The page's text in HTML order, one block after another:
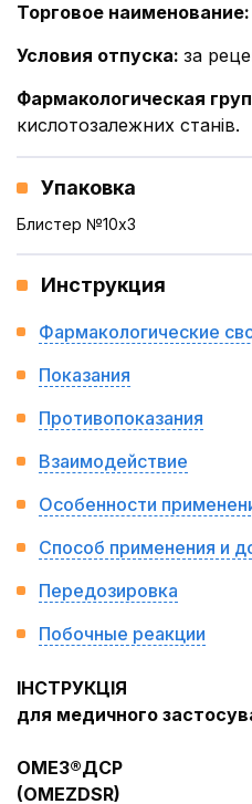
Торговое наименование:
Условия отпуска: за
Фармакологическая
кислотозалежних станів.
Упаковка
Блистер №10x3
Инструкция
Фармакологические
Показания
Противопоказания
Взаимодействие
Особенности
Способ применения и
Передозировка
Побочные реакции
ІНСТРУКЦІЯ
для медичного
ОМЕЗ®ДСР
(OMEZDSR)